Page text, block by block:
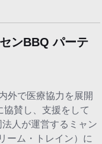
ンBBQ パーテ
外で医療協力を展開
賛し、支援をして
人が運営するミャン
ーム・トレイン）に